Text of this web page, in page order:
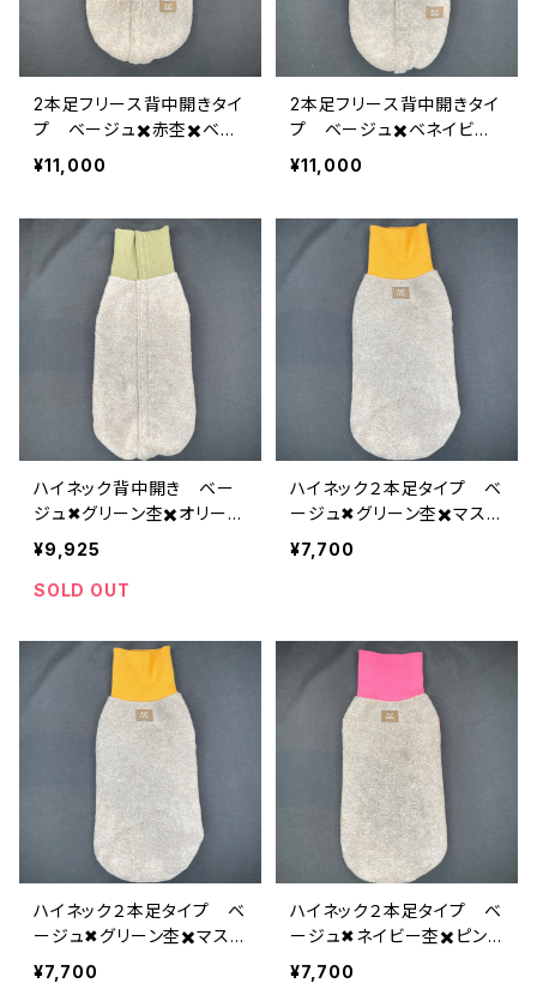
2本足フリース背中開きタイ
プ ベージュ✖️赤杢✖️ベリ
ーブルー杢✖️オリーブ T2
-XL-006
¥11,000
2本足フリース背中開きタイ
プ ベージュ✖️ベネイビー
杢✖️ベリーブルー杢✖️ピン
ク T2-XL-005
¥11,000
ハイネック背中開き ベー
ジュ✖︎グリーン杢✖️オリー
ブ HS-XL-001
¥9,925
SOLD OUT
ハイネック２本足タイプ ベ
ージュ✖︎グリーン杢✖️マスタ
ード H-XL-019b
¥7,700
ハイネック２本足タイプ ベ
ージュ✖︎グリーン杢✖️マスタ
ード H-XL-019a
¥7,700
ハイネック２本足タイプ ベ
ージュ✖︎ネイビー杢✖️ピン
ク H-XL-018
¥7,700